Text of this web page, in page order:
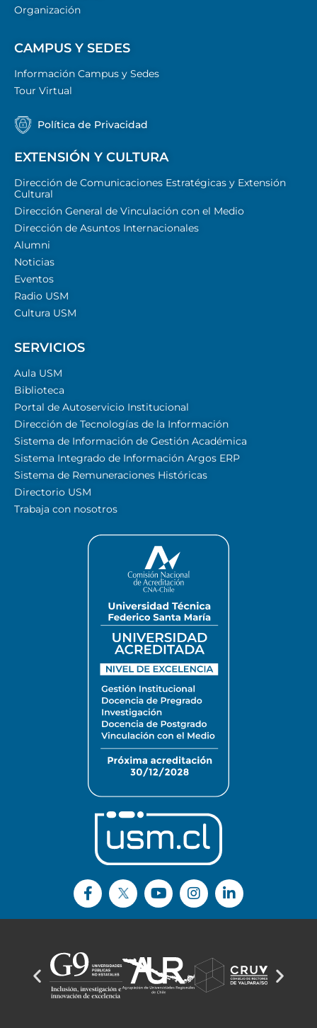
Organización
CAMPUS Y SEDES
Información Campus y Sedes
Tour Virtual
Política de Privacidad
EXTENSIÓN Y CULTURA
Dirección de Comunicaciones Estratégicas y Extensión
Cultural
Dirección General de Vinculación con el Medio
Dirección de Asuntos Internacionales
Alumni
Noticias
Eventos
Radio USM
Cultura USM
SERVICIOS
Aula USM
Biblioteca
Portal de Autoservicio Institucional
Dirección de Tecnologías de la Información
Sistema de Información de Gestión Académica
Sistema Integrado de Información Argos ERP
Sistema de Remuneraciones Históricas
Directorio USM
Trabaja con nosotros